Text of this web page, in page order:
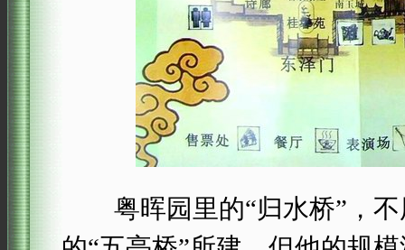
粤晖园里的“归水桥”，不